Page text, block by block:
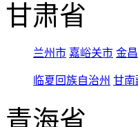
甘肃省
兰州市 嘉峪关市 金
临夏回族自治州 甘南
青海省